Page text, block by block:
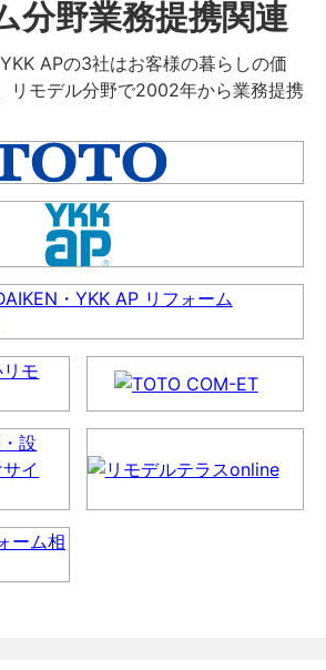
分野業務提携関連
APの3社はお客様の暮らしの価
リモデル分野で2002年から業務提携